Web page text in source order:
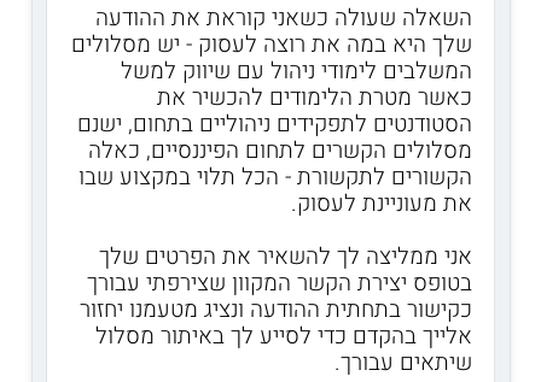
השאלה שעולה כשאני קוראת את ההודעה
שלך היא במה את רוצה לעסוק - יש מסלולים
המשלבים לימודי ניהול עם שיווק למשל
כאשר מטרת הלימודים להכשיר את
הסטודנטים לתפקידים ניהוליים בתחום, ישנם
מסלולים הקשרים לתחום הפיננסיים, כאלה
הקשורים לתקשורת - הכל תלוי במקצוע שבו
את מעוניינת לעסוק.
אני ממליצה לך להשאיר את הפרטים שלך
בטופס יצירת הקשר המקוון שצירפתי עבורך
כקישור בתחתית ההודעה ונציג מטעמנו יחזור
אלייך בהקדם כדי לסייע לך באיתור מסלול
שיתאים עבורך.